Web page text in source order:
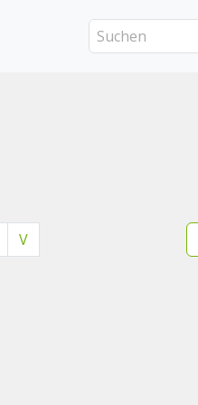
V